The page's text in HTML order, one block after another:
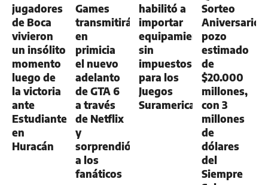
jugadores
de Boca
vivieron
un insólito
momento
luego de
la victoria
ante
Estudiantes
en
Huracán
Games
transmitirá
en
primicia
el nuevo
adelanto
de GTA 6
a través
de Netflix
y
sorprendió
a los
fanáticos
habilitó a
importar
equipamiento
sin
impuestos
para los
Juegos
Suramericanos
Sorteo
Aniversario:
pozo
estimado
de
$20.000
millones,
con 3
millones
de
dólares
del
Siempre